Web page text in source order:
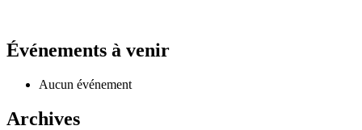
Événements à venir
Aucun événement
Archives